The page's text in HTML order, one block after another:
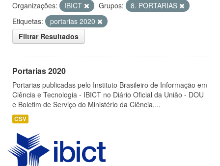
Organizações: IBICT Grupos:
8. PORTARIAS
Etiquetas:
portarias 2020
Filtrar Resultados
Portarias 2020
Portarias publicadas pelo Instituto Brasileiro de Informação em
Ciência e Tecnologia - IBICT no Diário Oficial da União - DOU
e Boletim de Serviço do Ministério da Ciência,...
CSV